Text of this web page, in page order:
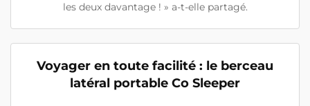
les deux davantage ! » a-t-elle partagé.
Voyager en toute facilité : le berceau
latéral portable Co Sleeper